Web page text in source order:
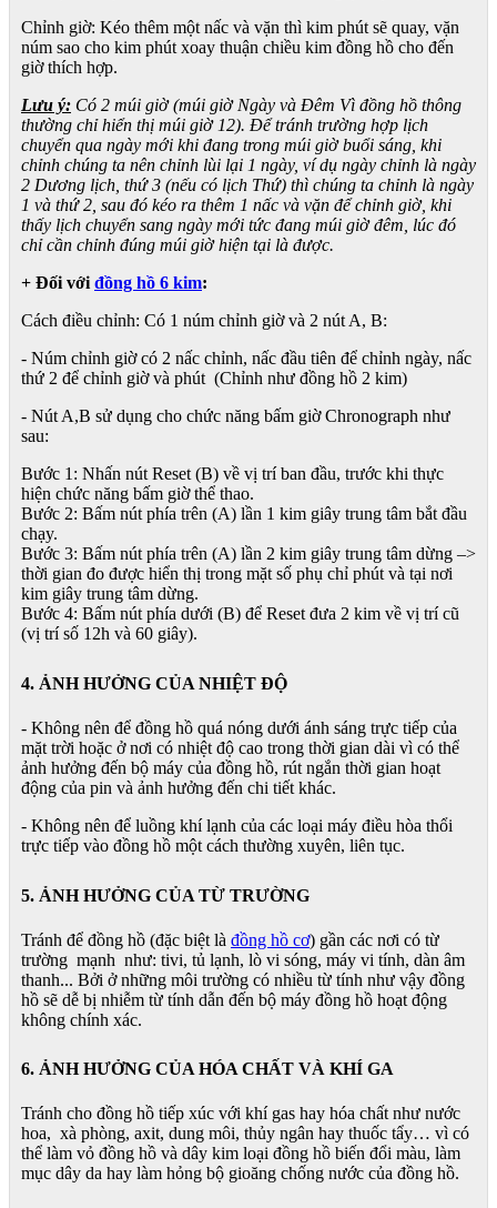
Chỉnh giờ: Kéo thêm một nấc và vặn thì kim phút sẽ quay, vặn
núm sao cho kim phút xoay thuận chiều kim đồng hồ cho đến
giờ thích hợp.
Lưu ý: Có 2 múi giờ (múi giờ Ngày và Đêm Vì đồng hồ thông
thường chỉ hiển thị múi giờ 12). Để tránh trường hợp lịch
chuyển qua ngày mới khi đang trong múi giờ buổi sáng, khi
chỉnh chúng ta nên chỉnh lùi lại 1 ngày, ví dụ ngày chỉnh là ngày
2 Dương lịch, thứ 3 (nếu có lịch Thứ) thì chúng ta chỉnh là ngày
1 và thứ 2, sau đó kéo ra thêm 1 nấc và vặn để chỉnh giờ, khi
thấy lịch chuyển sang ngày mới tức đang múi giờ đêm, lúc đó
chỉ cần chỉnh đúng múi giờ hiện tại là được.
+ Đối với đồng hồ 6 kim:
Cách điều chỉnh: Có 1 núm chỉnh giờ và 2 nút A, B:
- Núm chỉnh giờ có 2 nấc chỉnh, nấc đầu tiên để chỉnh ngày, nấc
thứ 2 để chỉnh giờ và phút (Chỉnh như đồng hồ 2 kim)
- Nút A,B sử dụng cho chức năng bấm giờ Chronograph như
sau:
Bước 1: Nhấn nút Reset (B) về vị trí ban đầu, trước khi thực
hiện chức năng bấm giờ thể thao.
Bước 2: Bấm nút phía trên (A) lần 1 kim giây trung tâm bắt đầu
chạy.
Bước 3: Bấm nút phía trên (A) lần 2 kim giây trung tâm dừng –>
thời gian đo được hiển thị trong mặt số phụ chỉ phút và tại nơi
kim giây trung tâm dừng.
Bước 4: Bấm nút phía dưới (B) để Reset đưa 2 kim về vị trí cũ
(vị trí số 12h và 60 giây).
4. ẢNH HƯỞNG CỦA NHIỆT ĐỘ
- Không nên để đồng hồ quá nóng dưới ánh sáng trực tiếp của
mặt trời hoặc ở nơi có nhiệt độ cao trong thời gian dài vì có thể
ảnh hưởng đến bộ máy của đồng hồ, rút ngắn thời gian hoạt
động của pin và ảnh hưởng đến chi tiết khác.
- Không nên để luồng khí lạnh của các loại máy điều hòa thổi
trực tiếp vào đồng hồ một cách thường xuyên, liên tục.
5. ẢNH HƯỞNG CỦA TỪ TRƯỜNG
Tránh để đồng hồ (đặc biệt là đồng hồ cơ) gần các nơi có từ
trường mạnh như: tivi, tủ lạnh, lò vi sóng, máy vi tính, dàn âm
thanh... Bởi ở những môi trường có nhiều từ tính như vậy đồng
hồ sẽ dễ bị nhiễm từ tính dẫn đến bộ máy đồng hồ hoạt động
không chính xác.
6. ẢNH HƯỞNG CỦA HÓA CHẤT VÀ KHÍ GA
Tránh cho đồng hồ tiếp xúc với khí gas hay hóa chất như nước
hoa, xà phòng, axit, dung môi, thủy ngân hay thuốc tẩy… vì có
thể làm vỏ đồng hồ và dây kim loại đồng hồ biến đổi màu, làm
mục dây da hay làm hỏng bộ gioăng chống nước của đồng hồ.